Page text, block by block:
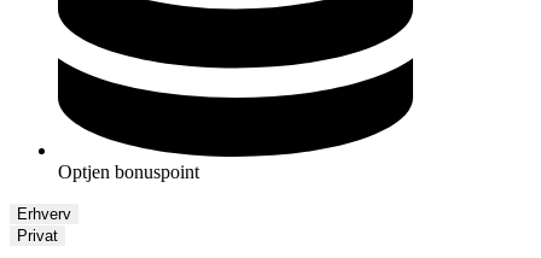
Optjen bonuspoint
Erhverv
Privat